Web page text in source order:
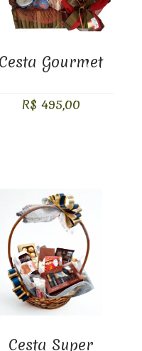
Cesta Gourmet
R$ 495,00
Cesta Super